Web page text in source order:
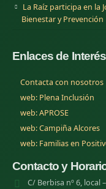
La Raíz participa en la
Bienestar y Prevención
Enlaces de Interés
Contacta con nosotros
web: Plena Inclusión
web: APROSE(se abre
web: Campiña Alcores
web: Familias en
Contacto y
C/ Berbisa nº 6, local